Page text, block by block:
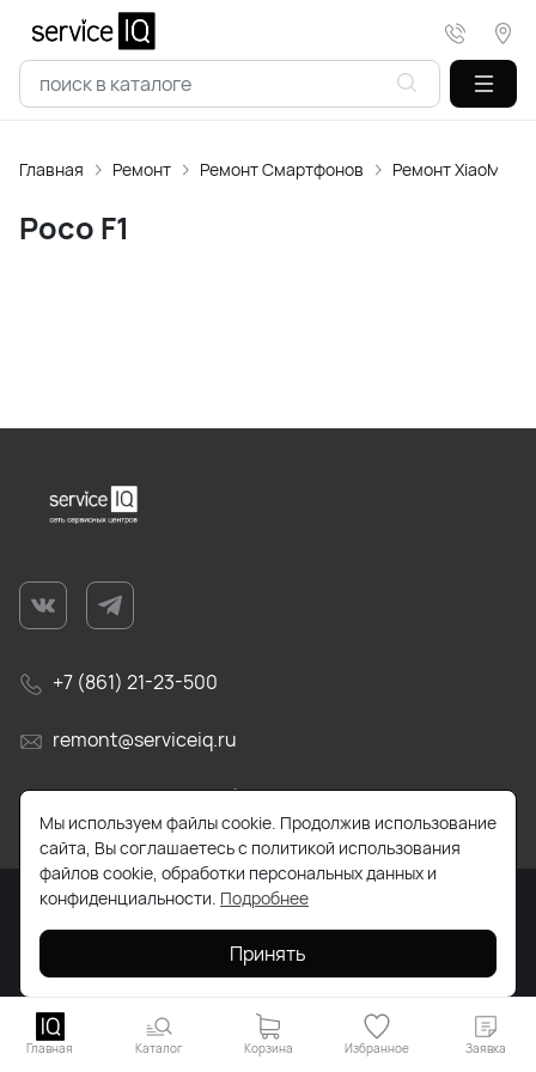
Главная Ремонт Ремонт Смартфонов Ремонт XiaoMi
Poco F1
+7 (861) 21-23-500
remont@serviceiq.ru
г. Краснодар, ул. Бабушкина, д. 309
2026 © Все права защищены. Работает на ReadyScript
Главная Каталог Корзина Избранное Заявка
Мы используем файлы cookie. Продолжив использование
сайта, Вы соглашаетесь с политикой использования
файлов cookie, обработки персональных данных и
конфиденциальности. Подробнее
Принять